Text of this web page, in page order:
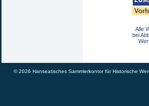
Alle
bei
© 2026 Hanseatisches Sammlerkontor für Historische